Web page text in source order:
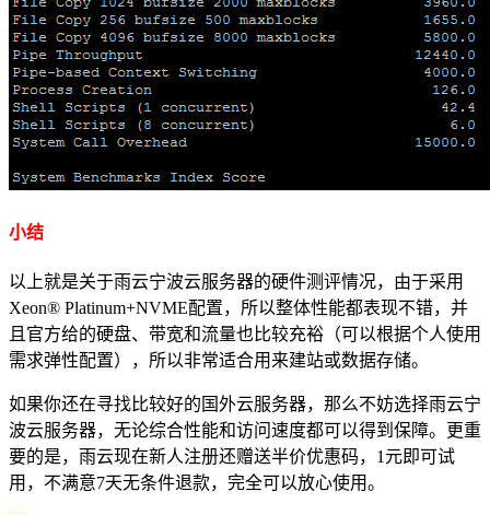
小结
以上就是关于雨云宁波云服务器的硬件测评情况，由于采用
Xeon® Platinum+NVME配置，所以整体性能都表现不错，并
且官方给的硬盘、带宽和流量也比较充裕（可以根据个人使用
需求弹性配置），所以非常适合用来建站或数据存储。
如果你还在寻找比较好的国外云服务器，那么不妨选择雨云宁
波云服务器，无论综合性能和访问速度都可以得到保障。更重
要的是，雨云现在新人注册还赠送半价优惠码，1元即可试
用，不满意7天无条件退款，完全可以放心使用。